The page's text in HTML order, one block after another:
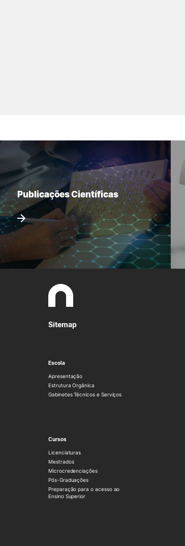
Publicações Científicas
Sitemap
Escola
Apresentação
Estrutura Orgânica
Gabinetes Técnicos e Serviços
Cursos
Licenciaturas
Mestrados
Microcredenciações
Pós-Graduações
Preparação para o acesso ao
Ensino Superior